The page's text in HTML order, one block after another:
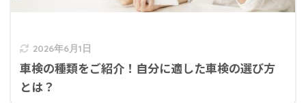
2026年6月1日
車検の種類をご紹介！自分に適した車検の選び方
とは？